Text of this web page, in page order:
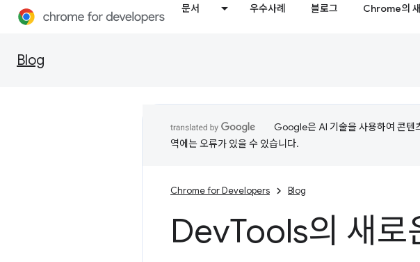
문서 우수사례 블로그 Chrome의
Blog
Google은 AI 기술을 사용하여 콘텐
역에는 오류가 있을 수 있습니다.
Chrome for Developers Blog
DevTools의 새